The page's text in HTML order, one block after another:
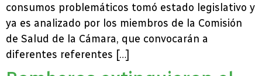
consumos problemáticos tomó estado legislativo y
ya es analizado por los miembros de la Comisión
de Salud de la Cámara, que convocarán a
diferentes referentes […]